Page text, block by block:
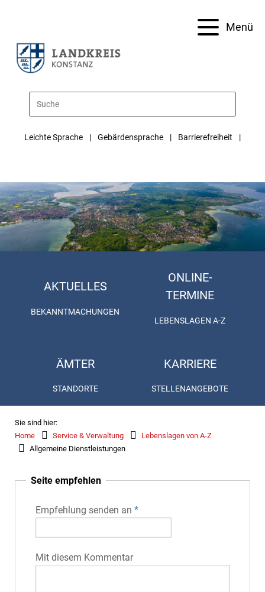
Menü
Leichte Sprache Gebärdensprache Barrierefreiheit
AKTUELLES
BEKANNTMACHUNGEN
ONLINE-
TERMINE
LEBENSLAGEN A-Z
ÄMTER
STANDORTE
KARRIERE
STELLENANGEBOTE
Sie sind hier:
Home
Service & Verwaltung
Lebenslagen von A-Z
Allgemeine Dienstleistungen
Seite empfehlen
Empfehlung senden an *
Mit diesem Kommentar